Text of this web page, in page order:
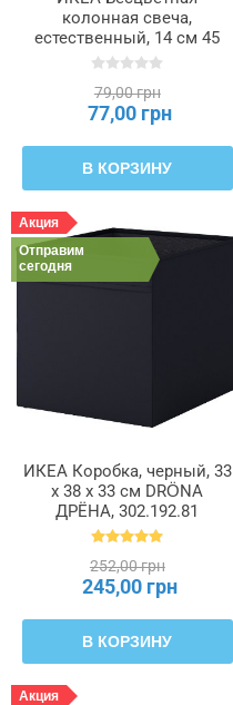
колонная свеча,
естественный, 14 см 45
часов FENOMEN
79,00 грн
77,00 грн
В КОРЗИНУ
Акция
Отправим
сегодня
ИКЕА Коробка, черный, 33
x 38 x 33 см DRÖNA
ДРЁНА, 302.192.81
252,00 грн
245,00 грн
В КОРЗИНУ
Акция